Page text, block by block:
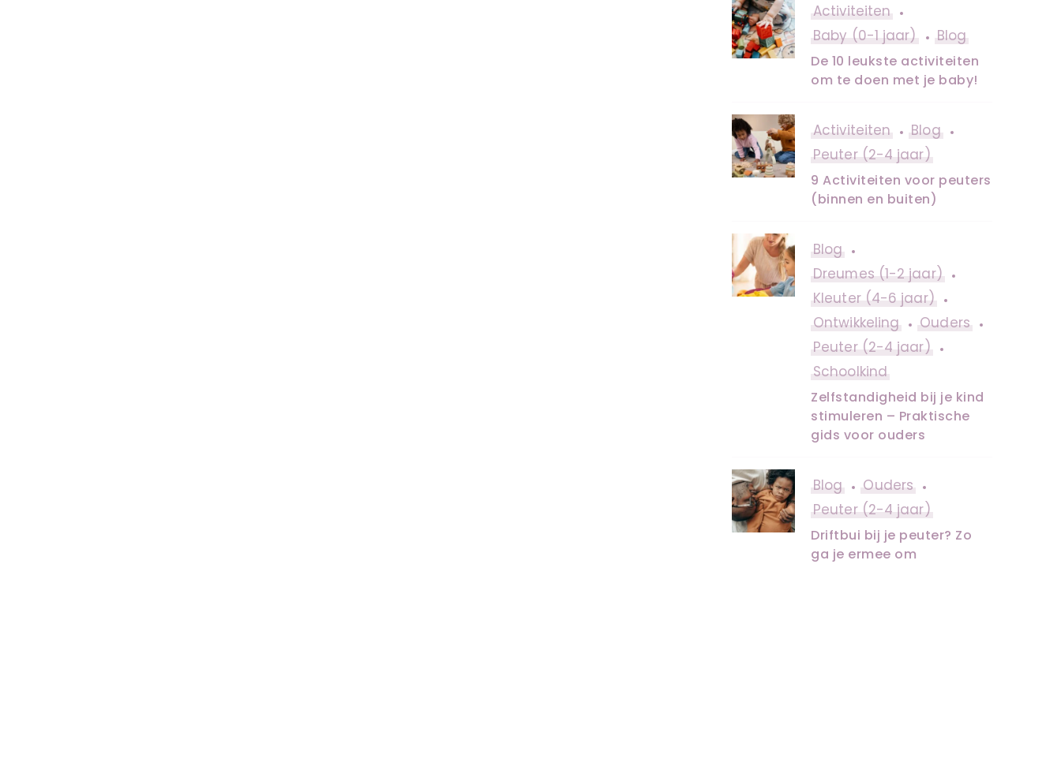
Activiteiten
Baby (0-1 jaar)
Blog
De 10 leukste activiteiten
om te doen met je baby!
Activiteiten
Blog
Peuter (2-4 jaar)
9 Activiteiten voor peuters
(binnen en buiten)
Blog
Dreumes (1-2 jaar)
Kleuter (4-6 jaar)
Ontwikkeling
Ouders
Peuter (2-4 jaar)
Schoolkind
Zelfstandigheid bij je kind
stimuleren – Praktische
gids voor ouders
Blog
Ouders
Peuter (2-4 jaar)
Driftbui bij je peuter? Zo
ga je ermee om